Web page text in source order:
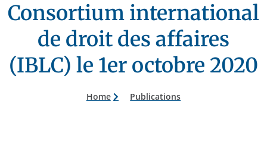
Consortium international
de droit des affaires
(IBLC) le 1er octobre 2020
Home Publications